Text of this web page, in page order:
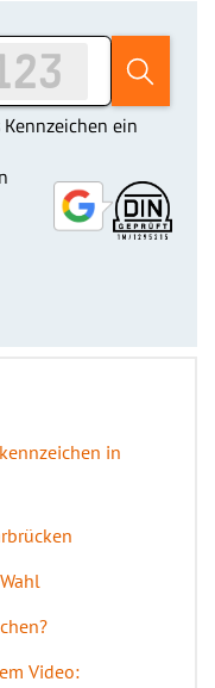
in
Video: